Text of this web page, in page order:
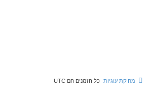
כל הזמנים הם UTC מחיקת עוגיות